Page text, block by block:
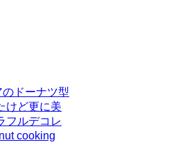
のドーナツ型
けど更に美
フルデコレ
cooking